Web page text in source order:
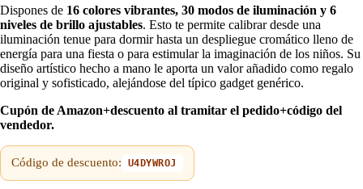
Dispones de 16 colores vibrantes, 30 modos de iluminación y 6
niveles de brillo ajustables. Esto te permite calibrar desde una
iluminación tenue para dormir hasta un despliegue cromático lleno de
energía para una fiesta o para estimular la imaginación de los niños. Su
diseño artístico hecho a mano le aporta un valor añadido como regalo
original y sofisticado, alejándose del típico gadget genérico.
Cupón de Amazon+descuento al tramitar el pedido+código del
vendedor.
Código de descuento: U4DYWROJ